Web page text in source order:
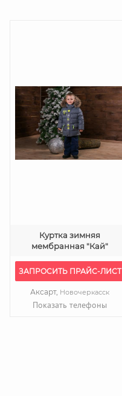
Куртка зимняя
мембранная "Кай"
ЗАПРОСИТЬ ПРАЙС-ЛИСТ
Аксарт, Новочеркасск
Показать телефоны